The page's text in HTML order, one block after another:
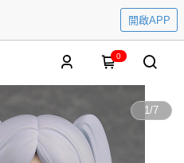
開啟APP
0
1/7